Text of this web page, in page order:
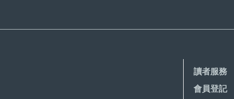
讀者服務
會員登記